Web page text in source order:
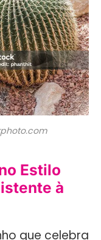
Estilo
à
que celebra